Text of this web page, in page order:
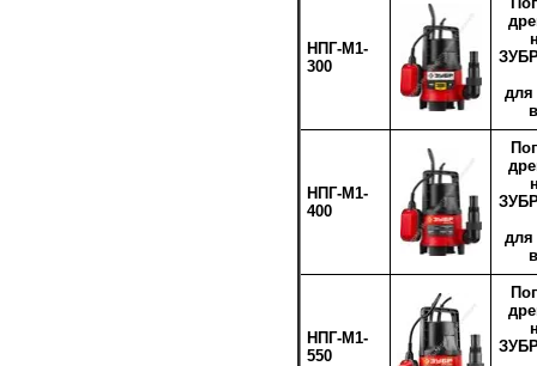
НПГ-М1-
300
для
НПГ-М1-
400
для
НПГ-М1-
550